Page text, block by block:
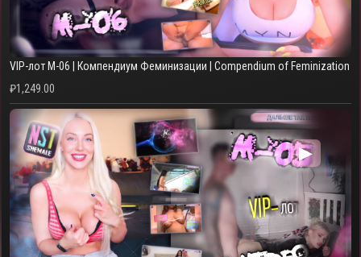
VIP-лот M-06 | Компендиум Феминизации | Compendium of Feminization
₽1,249.00
▶